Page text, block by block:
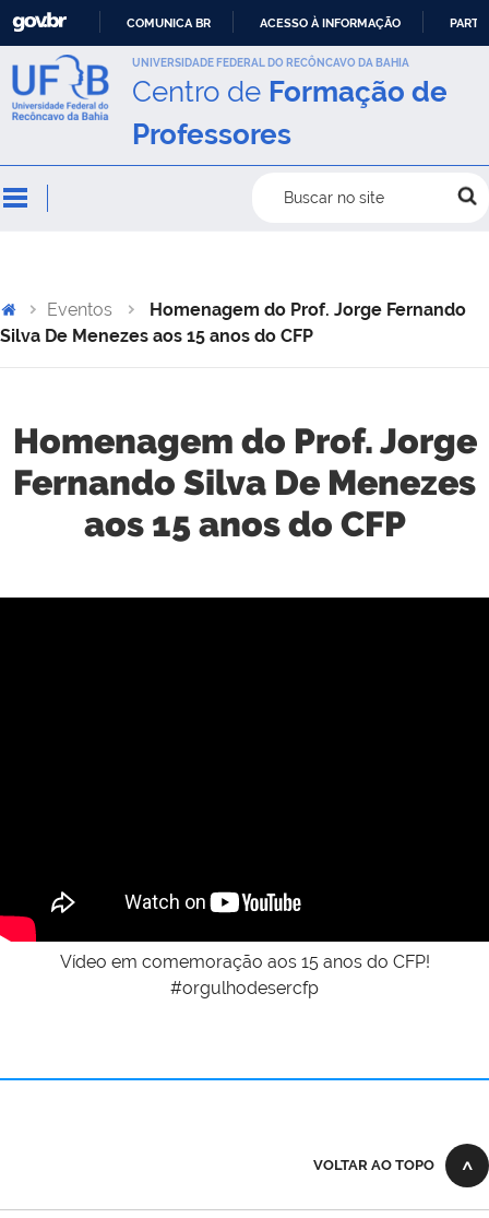
IR
PARA
CONTEÚDO
COMUNICA BR ACESSO À INFORMAÇÃO
UNIVERSIDADE FEDERAL DO RECÔNCAVO DA BAHIA
Centro de Formação de
Professores
Buscar no site
Eventos
Homenagem do Prof. Jorge Fernando
Silva De Menezes aos 15 anos do CFP
Homenagem do Prof. Jorge
Fernando Silva De Menezes
aos 15 anos do CFP
Vídeo em comemoração aos 15 anos do CFP!
#orgulhodesercfp
VOLTAR AO TOPO